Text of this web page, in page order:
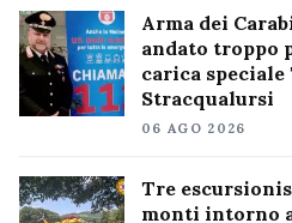
Arma dei
andato troppo
carica speciale
Stracqualursi
06 AGO 2026
Tre
monti intorno